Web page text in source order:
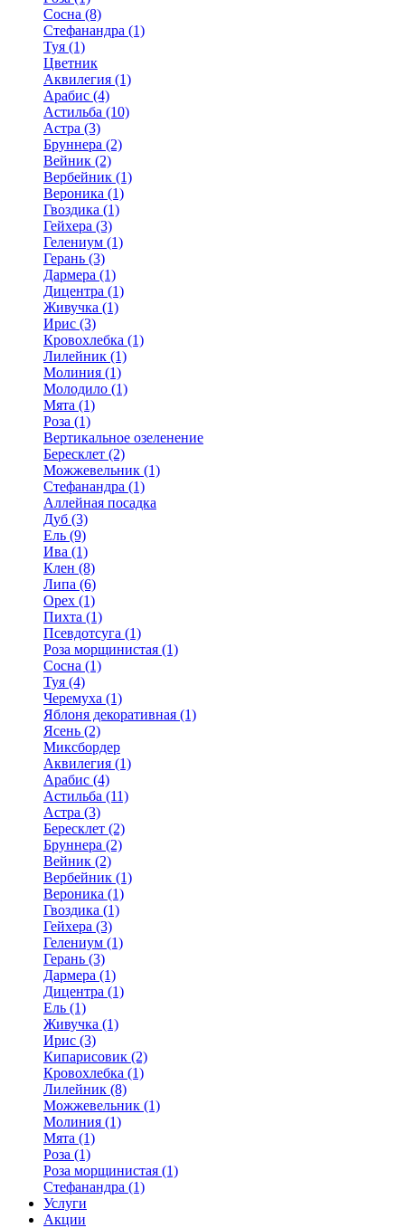
Сосна (8)
Стефанандра (1)
Туя (1)
Цветник
Аквилегия (1)
Арабис (4)
Астильба (10)
Астра (3)
Бруннера (2)
Вейник (2)
Вербейник (1)
Вероника (1)
Гвоздика (1)
Гейхера (3)
Гелениум (1)
Герань (3)
Дармера (1)
Дицентра (1)
Живучка (1)
Ирис (3)
Кровохлебка (1)
Лилейник (1)
Молиния (1)
Молодило (1)
Мята (1)
Роза (1)
Вертикальное озеленение
Бересклет (2)
Можжевельник (1)
Стефанандра (1)
Аллейная посадка
Дуб (3)
Ель (9)
Ива (1)
Клен (8)
Липа (6)
Орех (1)
Пихта (1)
Псевдотсуга (1)
Роза морщинистая (1)
Сосна (1)
Туя (4)
Черемуха (1)
Яблоня декоративная (1)
Ясень (2)
Миксбордер
Аквилегия (1)
Арабис (4)
Астильба (11)
Астра (3)
Бересклет (2)
Бруннера (2)
Вейник (2)
Вербейник (1)
Вероника (1)
Гвоздика (1)
Гейхера (3)
Гелениум (1)
Герань (3)
Дармера (1)
Дицентра (1)
Ель (1)
Живучка (1)
Ирис (3)
Кипарисовик (2)
Кровохлебка (1)
Лилейник (8)
Можжевельник (1)
Молиния (1)
Мята (1)
Роза (1)
Роза морщинистая (1)
Стефанандра (1)
Услуги
Акции